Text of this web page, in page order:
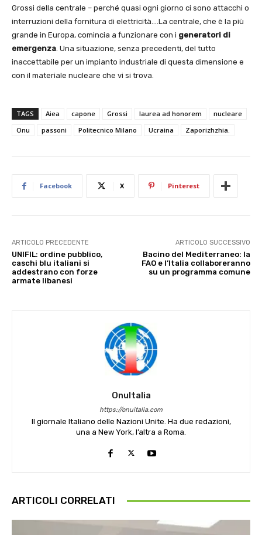
Grossi della centrale – perché quasi ogni giorno ci sono attacchi o
interruzioni della fornitura di elettricità….La centrale, che è la più
grande in Europa, comincia a funzionare con i generatori di
emergenza. Una situazione, senza precedenti, del tutto
inaccettabile per un impianto industriale di questa dimensione e
con il materiale nucleare che vi si trova.
TAGS Aiea capone Grossi laurea ad honorem
nucleare
Onu
passoni Politecnico Milano Ucraina Zaporizhzhia.
Facebook X Pinterest
ARTICOLO PRECEDENTE
UNIFIL: ordine pubblico,
caschi blu italiani si
addestrano con forze
armate libanesi
ARTICOLO SUCCESSIVO
Bacino del Mediterraneo: la
FAO e l’Italia collaboreranno
su un programma comune
OnuItalia
https://onuitalia.com
Il giornale Italiano delle Nazioni Unite. Ha due redazioni,
una a New York, l’altra a Roma.
ARTICOLI CORRELATI